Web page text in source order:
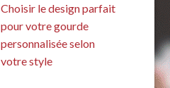
Choisir le design parfait
pour votre gourde
personnalisée selon
votre style